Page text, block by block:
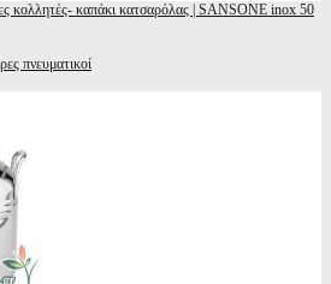
κολλητές- καπάκι κατσαρόλας | SANSONE inox 50
πνευματικοί